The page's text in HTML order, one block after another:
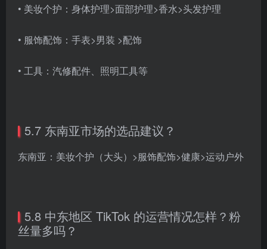
• 美妆个护：身体护理>面部护理>香水>头发护理
• 服饰配饰：手表>男装 >配饰
• 工具：汽修配件、照明工具等
5.7 东南亚市场的选品建议？
东南亚：美妆个护（大头）>服饰配饰>健康>运动户外
5.8 中东地区 TikTok 的运营情况怎样？粉
丝量多吗？